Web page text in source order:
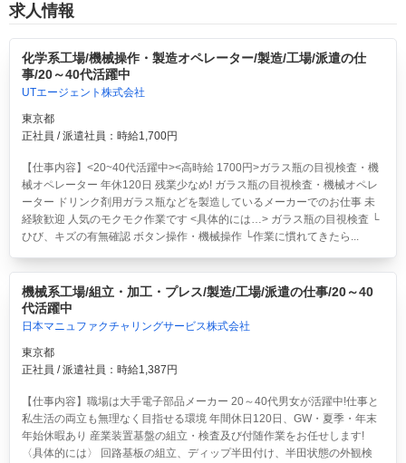
求人情報
化学系工場/機械操作・製造オペレーター/製造/工場/派遣の仕
事/20～40代活躍中
UTエージェント株式会社
東京都
正社員 / 派遣社員：時給1,700円
【仕事内容】<20~40代活躍中><高時給 1700円>ガラス瓶の目視検査・機
械オペレーター 年休120日 残業少なめ!ガラス瓶の目視検査・機械オペレ
ーター ドリンク剤用ガラス瓶などを製造しているメーカーでのお仕事 未
経験歓迎 人気のモクモク作業です <具体的には…> ガラス瓶の目視検査 └
ひび、キズの有無確認 ボタン操作・機械操作 └作業に慣れてきたら...
機械系工場/組立・加工・プレス/製造/工場/派遣の仕事/20～40
代活躍中
日本マニュファクチャリングサービス株式会社
東京都
正社員 / 派遣社員：時給1,387円
【仕事内容】職場は大手電子部品メーカー 20～40代男女が活躍中!仕事と
私生活の両立も無理なく目指せる環境 年間休日120日、GW・夏季・年末
年始休暇あり 産業装置基盤の組立・検査及び付随作業をお任せします!
〈具体的には〉 回路基板の組立、ディップ半田付け、半田状態の外観検